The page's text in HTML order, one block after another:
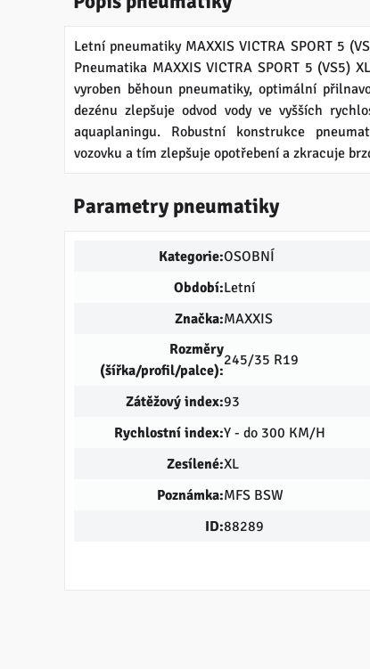
Letní pneumatiky MAXXIS VICTRA SPORT 5
Pneumatika MAXXIS VICTRA SPORT 5 (VS5)
vyroben běhoun pneumatiky, optimální
dezénu zlepšuje odvod vody ve vyšších
aquaplaningu. Robustní konstrukce
vozovku a tím zlepšuje opotřebení a zkracuje
Parametry pneumatiky
Kategorie:OSOBNÍ
Období:Letní
Značka:MAXXIS
Rozměry
(šířka/profil/palce):
245/35 R19
Zátěžový index:93
Rychlostní index:Y - do 300 KM/H
Zesílené:XL
Poznámka:MFS BSW
ID:88289